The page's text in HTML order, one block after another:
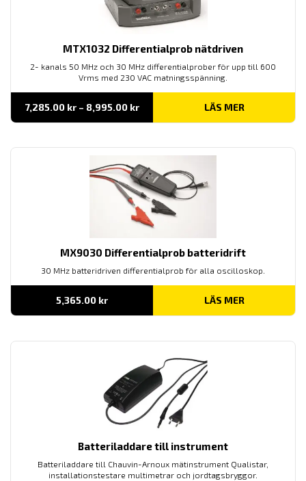
MTX1032 Differentialprob nätdriven
2- kanals 50 MHz och 30 MHz differentialprober för upp till 600
Vrms med 230 VAC matningsspänning.
7,285.00 kr – 8,995.00 krPrisintervall:
till
LÄS MER
MX9030 Differentialprob batteridrift
30 MHz batteridriven differentialprob för alla oscilloskop.
5,365.00 kr LÄS MER
Batteriladdare till instrument
Batteriladdare till Chauvin-Arnoux mätinstrument Qualistar,
installationstestare multimetrar och jordtagsbryggor.